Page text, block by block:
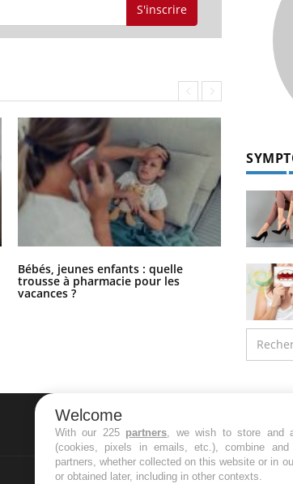
S'inscrire
Bébés, jeunes enfants : quelle
trousse à pharmacie pour les
vacances ?
les
NEWSLETTER
Recevez toutes les semaines les
Welcome
With our 225 partners, we wish to store and
(cookies, pixels in emails, etc.), combine
partners, whether collected on this website or in
or obtained later, including in other contexts.